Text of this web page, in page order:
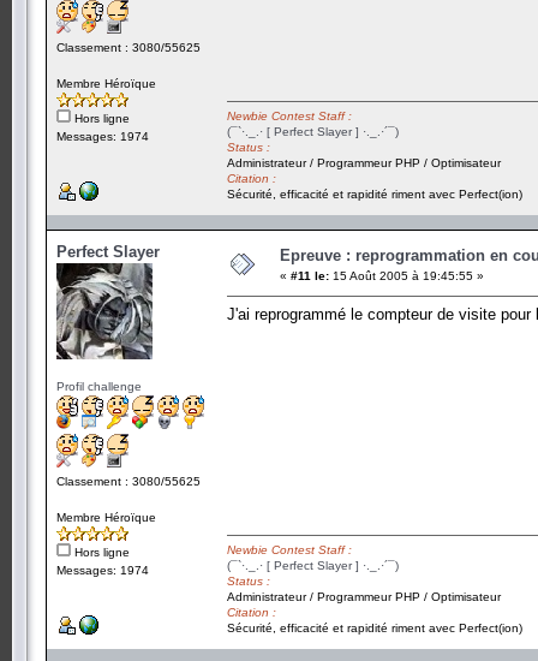
Classement : 3080/55625
Membre Héroïque
Hors ligne
Messages: 1974
Newbie Contest Staff :
(¯`·._.· [ Perfect Slayer ] ·._.·´¯)
Status :
Administrateur / Programmeur PHP / Optimisateur
Citation :
Sécurité, efficacité et rapidité riment avec Perfect(ion)
Perfect Slayer
Profil challenge
Classement : 3080/55625
Membre Héroïque
Hors ligne
Messages: 1974
Epreuve : reprogrammation en
« #11 le: 15 Août 2005 à 19:45:55 »
J'ai reprogrammé le compteur de visite
Newbie Contest Staff :
(¯`·._.· [ Perfect Slayer ] ·._.·´¯)
Status :
Administrateur / Programmeur PHP / Optimisateur
Citation :
Sécurité, efficacité et rapidité riment avec Perfect(ion)